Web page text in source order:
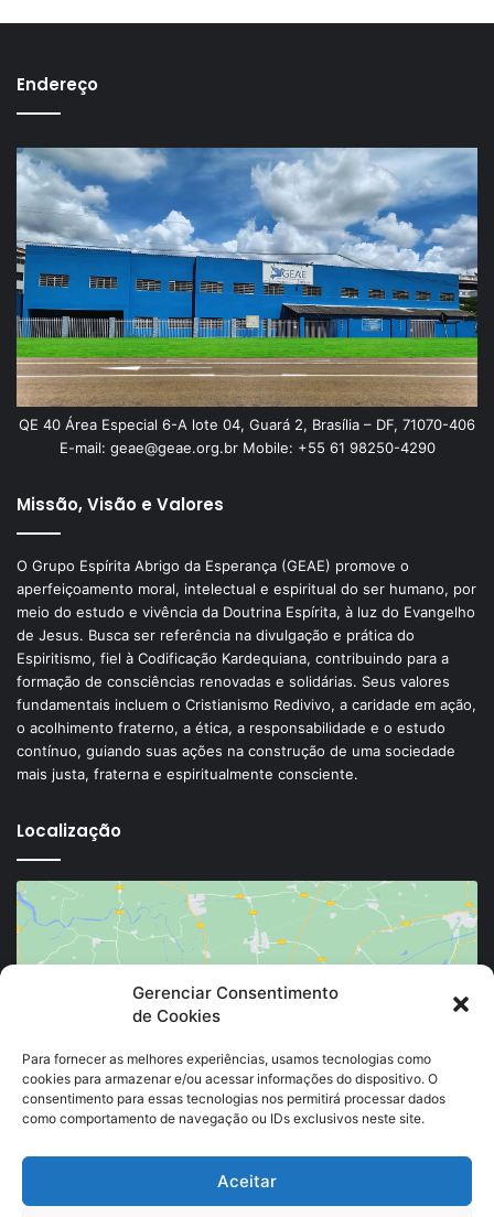
Gerenciar Consentimento
de Cookies
Para fornecer as melhores experiências, usamos tecnologias como
cookies para armazenar e/ou acessar informações do dispositivo. O
consentimento para essas tecnologias nos permitirá processar dados
como comportamento de navegação ou IDs exclusivos neste site.
Aceitar
Endereço
QE 40 Área Especial 6-A lote 04, Guará 2, Brasília – DF, 71070-406
E-mail: geae@geae.org.br Mobile: +55 61 98250-4290
Missão, Visão e Valores
O Grupo Espírita Abrigo da Esperança (GEAE) promove o
aperfeiçoamento moral, intelectual e espiritual do ser humano, por
meio do estudo e vivência da Doutrina Espírita, à luz do Evangelho
de Jesus. Busca ser referência na divulgação e prática do
Espiritismo, fiel à Codificação Kardequiana, contribuindo para a
formação de consciências renovadas e solidárias. Seus valores
fundamentais incluem o Cristianismo Redivivo, a caridade em ação,
o acolhimento fraterno, a ética, a responsabilidade e o estudo
contínuo, guiando suas ações na construção de uma sociedade
mais justa, fraterna e espiritualmente consciente.
Localização
ativar este conteúdo